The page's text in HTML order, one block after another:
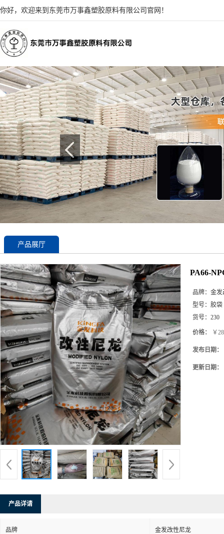
你好，欢迎来到东莞市万事鑫塑胶原料有限公司官网！
产品展厅
PA66-
品牌： 金发
型号： 胶袋
货号： 230
价格： ￥
发布日期：
更新日期：
产品详请
品牌 金发改性尼龙